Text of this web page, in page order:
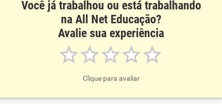
Você já trabalhou ou está trabalhando
na All Net Educação?
Avalie sua experiência
Clique para avaliar